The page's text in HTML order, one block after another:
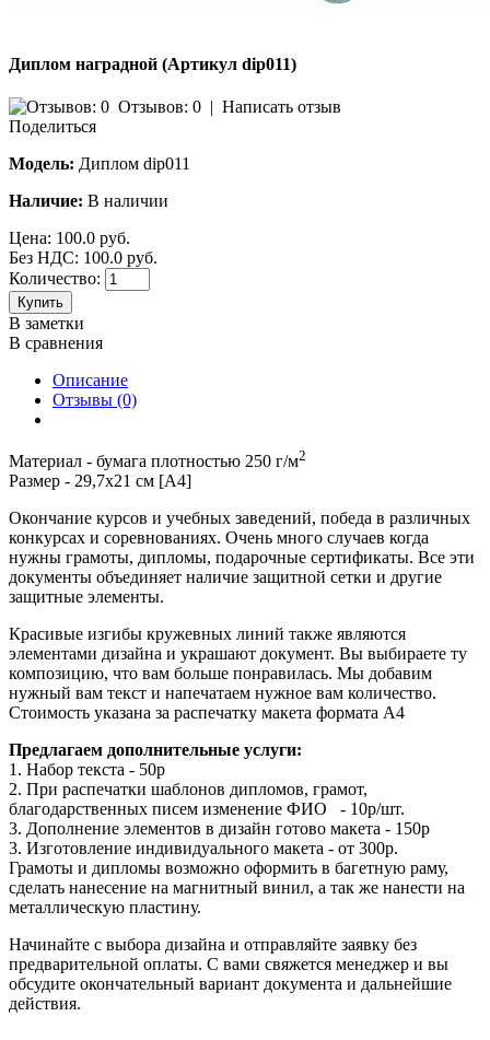
Диплом наградной (Артикул dip011)
Отзывов: 0 | Написать отзыв
Поделиться
Модель: Диплом dip011
Наличие: В наличии
Цена: 100.0 руб.
Без НДС: 100.0 руб.
Количество:
Купить
В заметки
В сравнения
Описание
Отзывы (0)
Материал - бумага плотностью 250 г/м2
Размер - 29,7х21 см [А4]
Окончание курсов и учебных заведений, победа в различных
конкурсах и соревнованиях. Очень много случаев когда
нужны грамоты, дипломы, подарочные сертификаты. Все эти
документы объединяет наличие защитной сетки и другие
защитные элементы.
Красивые изгибы кружевных линий также являются
элементами дизайна и украшают документ. Вы выбираете ту
композицию, что вам больше понравилась. Мы добавим
нужный вам текст и напечатаем нужное вам количество.
Стоимость указана за распечатку макета формата А4
Предлагаем дополнительные услуги:
1. Набор текста - 50р
2. При распечатки шаблонов дипломов, грамот,
благодарственных писем изменение ФИО - 10р/шт.
3. Дополнение элементов в дизайн готово макета - 150р
3. Изготовление индивидуального макета - от 300р.
Грамоты и дипломы возможно оформить в багетную раму,
сделать нанесение на магнитный винил, а так же нанести на
металлическую пластину.
Начинайте с выбора дизайна и отправляйте заявку без
предварительной оплаты. С вами свяжется менеджер и вы
обсудите окончательный вариант документа и дальнейшие
действия.